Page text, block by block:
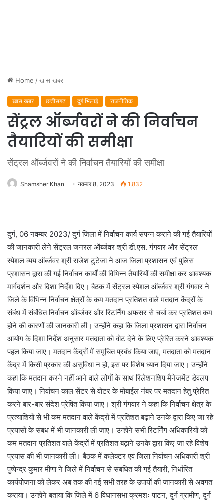
Home /खास खबर
खास खबर छत्तीसगढ़ दुर्ग भिलाई राजनीतिक
सेंट्रल ऑर्ब्जवरों ने की निर्वाचन
तैयारियों की समीक्षा
सेंट्रल ऑर्ब्जवरों ने की निर्वाचन तैयारियों की समीक्षा
Shamsher Khan नवम्बर 8, 2023 1,832
दुर्ग, 06 नवम्बर 2023/ दुर्ग जिला में निर्वाचन कार्य संपन्न कराने की गई तैयारियों
की जानकारी लेने सेंट्रल जनरल ऑर्ब्जवर श्री डी.एस. गंगवार और सेंट्रल
स्पेशल व्यय ऑर्ब्जवर श्री राजेश टुटेजा ने आज जिला प्रशासन एवं पुलिस
प्रशासन द्वारा की गई निर्वाचन कार्यों की विभिन्न तैयारियों की समीक्षा कर आवश्यक
मार्गदर्शन और दिशा निर्देश दिए। बैठक में सेंट्रल स्पेशल ऑर्ब्जवर श्री गंगवार ने
जिले के विभिन्न निर्वाचन क्षेत्रों के कम मतदान प्रतिशत वाले मतदान केंद्रों के
संबंध में संबंधित निर्वाचन ऑर्ब्जवर और रिटर्निंग अफसर से चर्चा कर प्रतिशत कम
होने की कारणों की जानकारी ली। उन्होंने कहा कि जिला प्रशासन द्वारा निर्वाचन
आयोग के दिशा निर्देश अनुसार मतदाता को वोट देने के लिए प्रेरित करने आवश्यक
पहल किया जाए। मतदान केंद्रों में समूचित प्रबंध किया जाए, मतदाता को मतदान
केंद्र में किसी प्रकार की असुविधा न हो, इस पर विशेष ध्यान दिया जाए। उन्होंने
कहा कि मतदान करने नहीं आने वाले लोगों के साथ रिलेशनशिप मैनेजमेंट डेवलप
किया जाए। निर्वाचन काल सेंटर से वोटर के मोबाईल नंबर पर मतदान हेतु प्रेरित
करने बार-बार संदेश प्रेषित किया जाए। श्री गंगवार ने कहा कि निर्वाचन क्षेत्र के
प्रत्याशियों सेे भी कम मतदान वाले केंद्रों में प्रतिशत बढ़ाने उनके द्वारा किए जा रहे
प्रयासों के संबंध में भी जानकारी ली जाए। उन्होंने सभी रिटर्निंग अधिकारियों को
कम मतदान प्रतिशत वाले केंद्रों में प्रतिशत बढ़ाने उनके द्वारा किए जा रहे विशेष
प्रयास की भी जानकारी ली। बैठक में कलेक्टर एवं जिला निर्वाचन अधिकारी श्री
पुष्पेन्द्र कुमार मीणा ने जिले में निर्वाचन से संबंधित की गई तैयारी, निर्धारित
कार्ययोजना को लेकर अब तक की गई सभी तरह के उपायों की जानकारी से अवगत
कराया। उन्होंने बताया कि जिले में 6 विधानसभा क्रमशः पाटन, दुर्ग ग्रामीण, दुर्ग